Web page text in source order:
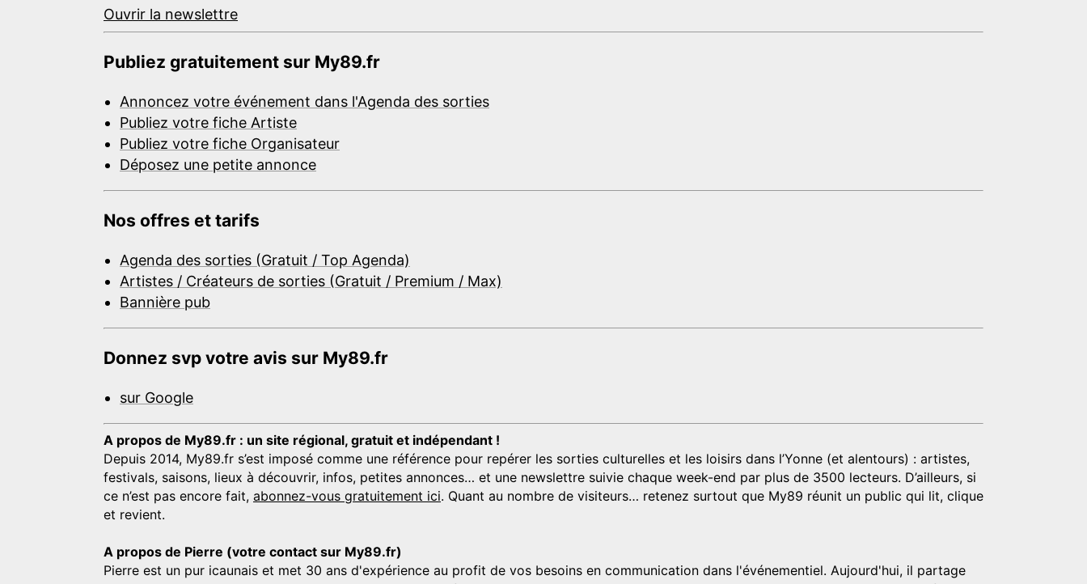
Ouvrir la newslettre
Publiez gratuitement sur My89.fr
Annoncez votre événement dans l'Agenda des sorties
Publiez votre fiche Artiste
Publiez votre fiche Organisateur
Déposez une petite annonce
Nos offres et tarifs
Agenda des sorties (Gratuit / Top Agenda)
Artistes / Créateurs de sorties (Gratuit / Premium / Max)
Bannière pub
Donnez svp votre avis sur My89.fr
sur Google
A propos de My89.fr : un site régional, gratuit et indépendant !
Depuis 2014, My89.fr s’est imposé comme une référence pour repérer les sorties culturelles et les loisirs dans l’Yonne (et alentours) : artistes,
festivals, saisons, lieux à découvrir, infos, petites annonces… et une newslettre suivie chaque week-end par plus de 3500 lecteurs. D’ailleurs, si
ce n’est pas encore fait, abonnez-vous gratuitement ici. Quant au nombre de visiteurs… retenez surtout que My89 réunit un public qui lit, clique
et revient.
A propos de Pierre (votre contact sur My89.fr)
Pierre est un pur icaunais et met 30 ans d'expérience au profit de vos besoins en communication dans l'événementiel. Aujourd'hui, il partage